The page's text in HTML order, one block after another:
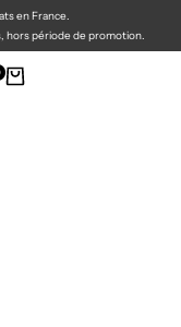
en France.
hors période de promotion.